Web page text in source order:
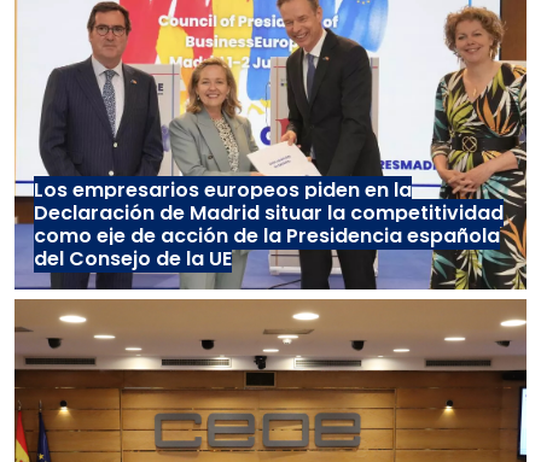
Los empresarios europeos piden en la
Declaración de Madrid situar la competitividad
como eje de acción de la Presidencia española
del Consejo de la UE